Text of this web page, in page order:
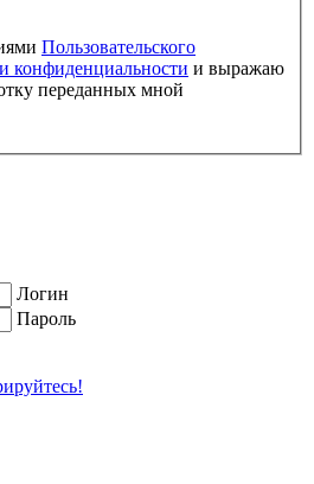
Пользовательского
конфиденциальности и выражаю
переданных мной
Логин
Пароль